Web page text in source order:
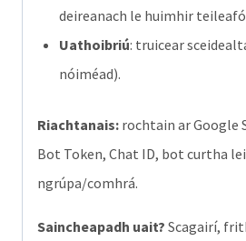
deireanach le huimhir
Uathoibriú: truicear
nóiméad).
Riachtanais: rochtain ar Google
Bot Token, Chat ID, bot curtha
ngrúpa/comhrá.
Saincheapadh uait? Scagairí,